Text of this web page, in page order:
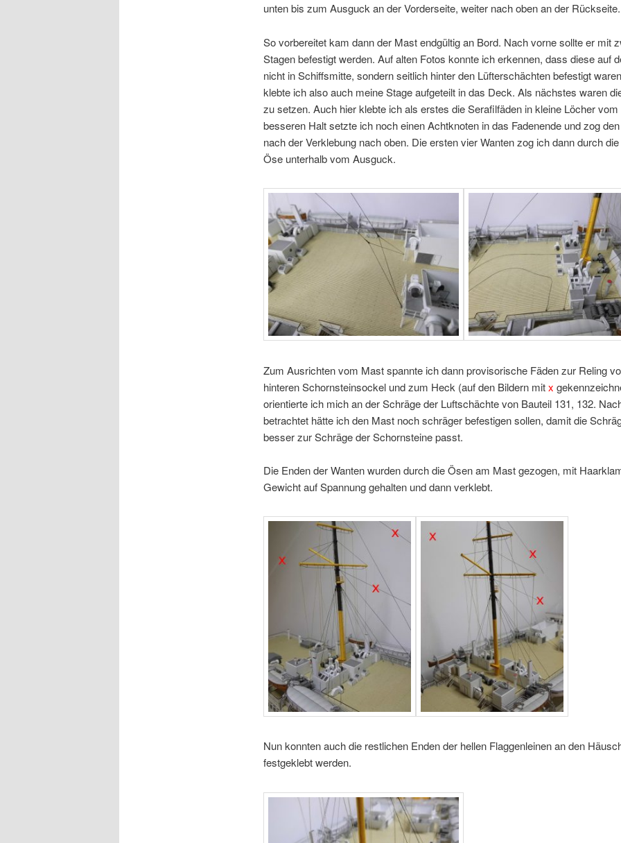
unten bis zum Ausguck an der Vorderseite, weiter nach oben an der Rückseite.
So vorbereitet kam dann der Mast endgültig an Bord. Nach vorne sollte er mit
Stagen befestigt werden. Auf alten Fotos konnte ich erkennen, dass diese auf
nicht in Schiffsmitte, sondern seitlich hinter den Lüfterschächten befestigt
klebte ich also auch meine Stage aufgeteilt in das Deck. Als nächstes waren
zu setzen. Auch hier klebte ich als erstes die Serafilfäden in kleine Löcher
besseren Halt setzte ich noch einen Achtknoten in das Fadenende und zog
nach der Verklebung nach oben. Die ersten vier Wanten zog ich dann durch
Öse unterhalb vom Ausguck.
Zum Ausrichten vom Mast spannte ich dann provisorische Fäden zur Reling
hinteren Schornsteinsockel und zum Heck (auf den Bildern mitx
orientierte ich mich an der Schräge der Luftschächte von Bauteil 131, 132.
betrachtet hätte ich den Mast noch schräger befestigen sollen, damit die
besser zur Schräge der Schornsteine passt.
Die Enden der Wanten wurden durch die Ösen am Mast gezogen, mit
Gewicht auf Spannung gehalten und dann verklebt.
Nun konnten auch die restlichen Enden der hellen Flaggenleinen an den
festgeklebt werden.